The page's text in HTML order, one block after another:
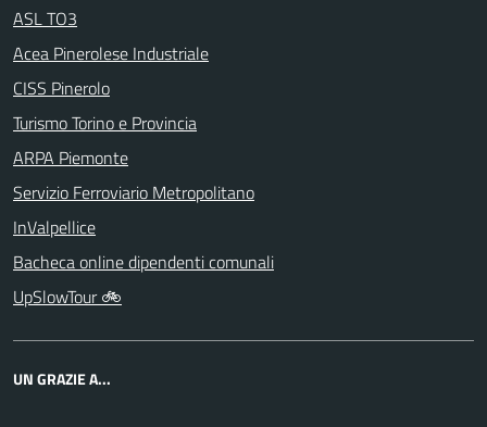
ASL TO3
Acea Pinerolese Industriale
CISS Pinerolo
Turismo Torino e Provincia
ARPA Piemonte
Servizio Ferroviario Metropolitano
InValpellice
Bacheca online dipendenti comunali
UpSlowTour 🚲
UN GRAZIE A...